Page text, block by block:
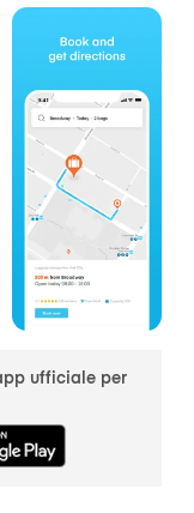
ufficiale per